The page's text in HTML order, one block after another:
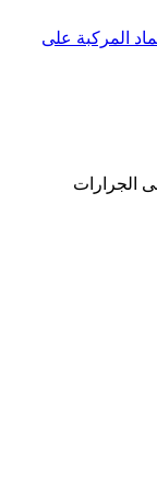
المركبة على
الجرارات